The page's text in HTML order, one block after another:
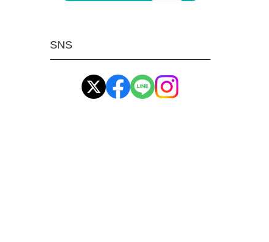
環境安全用品
工業資材(栃木屋)
SNS